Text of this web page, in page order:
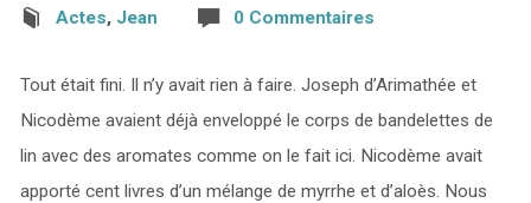
Actes, Jean 0 Commentaires
Tout était fini. Il n’y avait rien à faire. Joseph d’Arimathée et
Nicodème avaient déjà enveloppé le corps de bandelettes de
lin avec des aromates comme on le fait ici. Nicodème avait
apporté cent livres d’un mélange de myrrhe et d’aloès. Nous